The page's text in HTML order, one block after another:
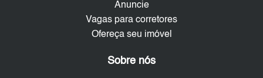
Anuncie
Vagas para corretores
Ofereça seu imóvel
Sobre nós